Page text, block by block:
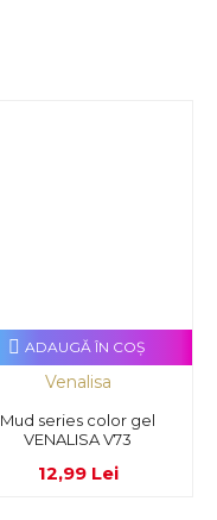
Venalisa
Mud series color gel
VENALISA V73
12,99 Lei
ADAUGĂ ÎN COŞ